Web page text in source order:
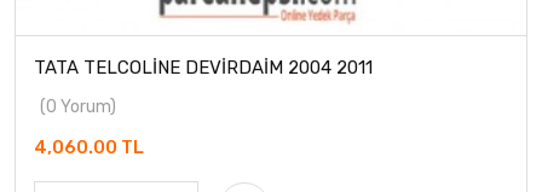
TATA TELCOLİNE DEVİRDAİM 2004 2011
(0 Yorum)
4,060.00 TL